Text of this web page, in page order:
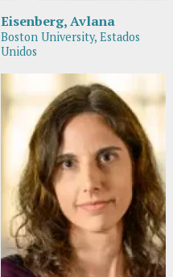
Eisenberg, Avlana
Boston University, Estados
Unidos